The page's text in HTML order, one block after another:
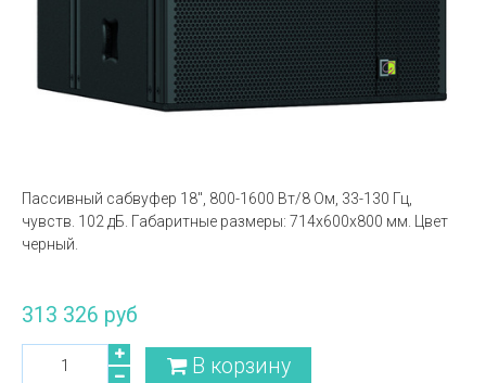
Пассивный сабвуфер 18'', 800-1600 Вт/8 Ом, 33-130 Гц,
чувств. 102 дБ. Габаритные размеры: 714x600x800 мм. Цвет
черный.
313 326 руб
В корзину